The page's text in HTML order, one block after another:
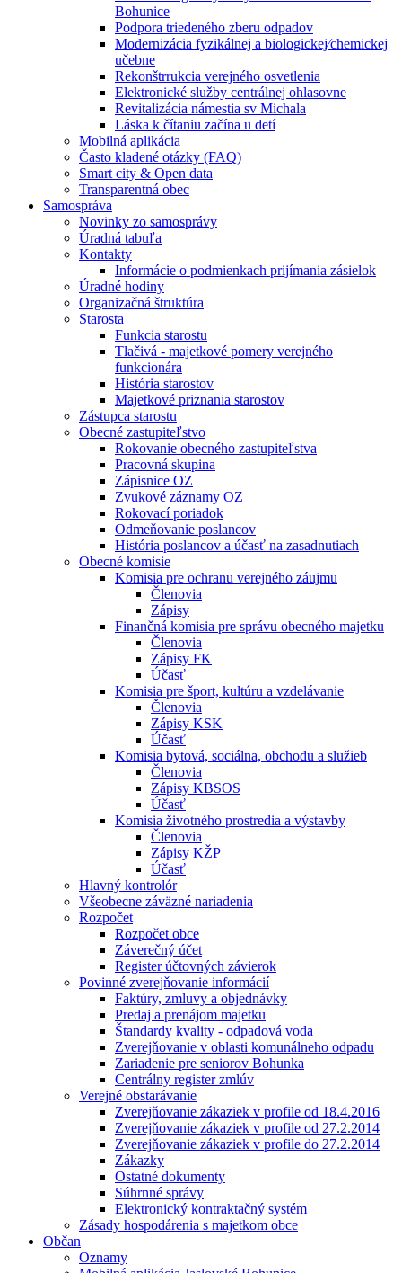
Bohunice
Podpora triedeného zberu odpadov
Modernizácia fyzikálnej a biologickej⁄chemickej
učebne
Rekonštrrukcia verejného osvetlenia
Elektronické služby centrálnej ohlasovne
Revitalizácia námestia sv Michala
Láska k čítaniu začína u detí
Mobilná aplikácia
Často kladené otázky (FAQ)
Smart city & Open data
Transparentná obec
Samospráva
Novinky zo samosprávy
Úradná tabuľa
Kontakty
Informácie o podmienkach prijímania zásielok
Úradné hodiny
Organizačná štruktúra
Starosta
Funkcia starostu
Tlačivá - majetkové pomery verejného
funkcionára
História starostov
Majetkové priznania starostov
Zástupca starostu
Obecné zastupiteľstvo
Rokovanie obecného zastupiteľstva
Pracovná skupina
Zápisnice OZ
Zvukové záznamy OZ
Rokovací poriadok
Odmeňovanie poslancov
História poslancov a účasť na zasadnutiach
Obecné komisie
Komisia pre ochranu verejného záujmu
Členovia
Zápisy
Finančná komisia pre správu obecného majetku
Členovia
Zápisy FK
Účasť
Komisia pre šport, kultúru a vzdelávanie
Členovia
Zápisy KSK
Účasť
Komisia bytová, sociálna, obchodu a služieb
Členovia
Zápisy KBSOS
Účasť
Komisia životného prostredia a výstavby
Členovia
Zápisy KŽP
Účasť
Hlavný kontrolór
Všeobecne záväzné nariadenia
Rozpočet
Rozpočet obce
Záverečný účet
Register účtovných závierok
Povinné zverejňovanie informácií
Faktúry, zmluvy a objednávky
Predaj a prenájom majetku
Štandardy kvality - odpadová voda
Zverejňovanie v oblasti komunálneho odpadu
Zariadenie pre seniorov Bohunka
Centrálny register zmlúv
Verejné obstarávanie
Zverejňovanie zákaziek v profile od 18.4.2016
Zverejňovanie zákaziek v profile od 27.2.2014
Zverejňovanie zákaziek v profile do 27.2.2014
Zákazky
Ostatné dokumenty
Súhrnné správy
Elektronický kontraktačný systém
Zásady hospodárenia s majetkom obce
Občan
Oznamy